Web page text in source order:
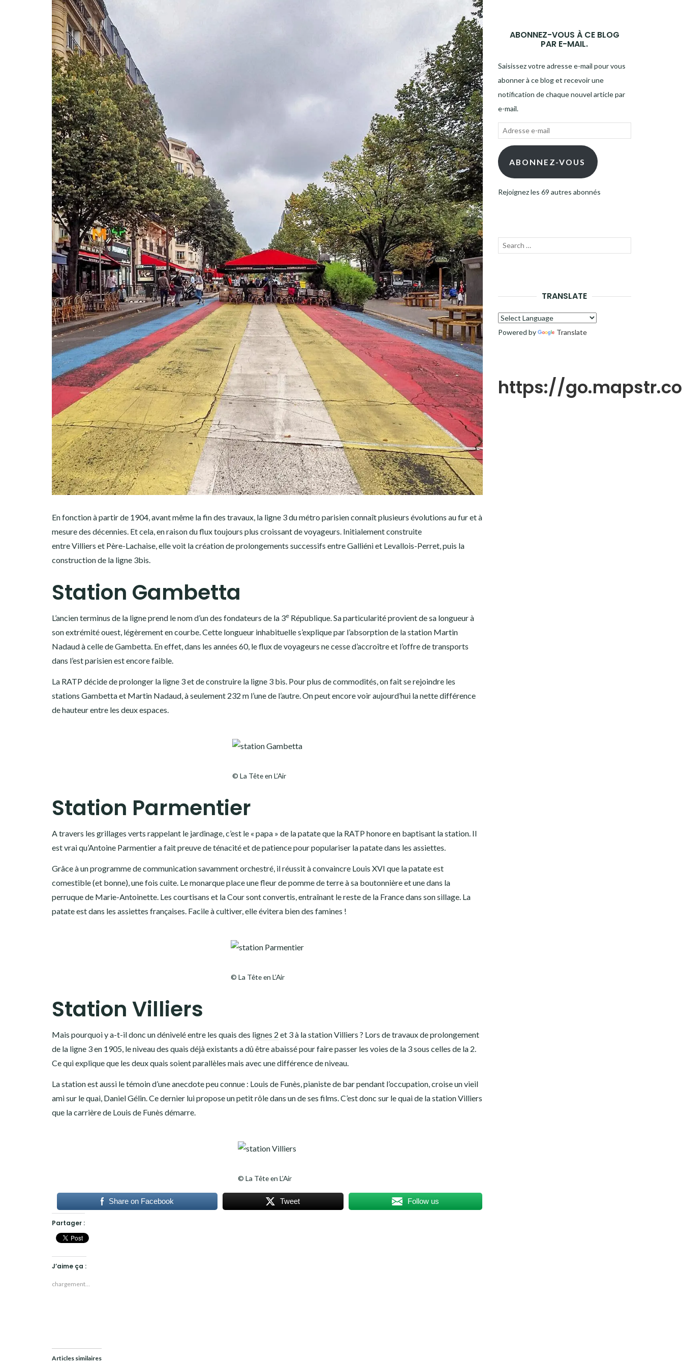
En fonction à partir de 1904, avant même la fin des travaux, la ligne 3 du métro parisien connaît plusieurs évolutions au fur et à
mesure des décennies. Et cela, en raison du flux toujours plus croissant de voyageurs. Initialement construite
entre Villiers et Père-Lachaise, elle voit la création de prolongements successifs entre Galliéni et Levallois-Perret, puis la
construction de la ligne 3bis.
Station Gambetta
L’ancien terminus de la ligne prend le nom d’un des fondateurs de la 3e République. Sa particularité provient de sa longueur à
son extrémité ouest, légèrement en courbe. Cette longueur inhabituelle s’explique par l’absorption de la station Martin
Nadaud à celle de Gambetta. En effet, dans les années 60, le flux de voyageurs ne cesse d’accroître et l’offre de transports
dans l’est parisien est encore faible.
La RATP décide de prolonger la ligne 3 et de construire la ligne 3 bis. Pour plus de commodités, on fait se rejoindre les
stations Gambetta et Martin Nadaud, à seulement 232 m l’une de l’autre. On peut encore voir aujourd’hui la nette différence
de hauteur entre les deux espaces.
© La Tête en L’Air
Station Parmentier
A travers les grillages verts rappelant le jardinage, c’est le « papa » de la patate que la RATP honore en baptisant la station. Il
est vrai qu’Antoine Parmentier a fait preuve de ténacité et de patience pour populariser la patate dans les assiettes.
Grâce à un programme de communication savamment orchestré, il réussit à convaincre Louis XVI que la patate est
comestible (et bonne), une fois cuite. Le monarque place une fleur de pomme de terre à sa boutonnière et une dans la
perruque de Marie-Antoinette. Les courtisans et la Cour sont convertis, entraînant le reste de la France dans son sillage. La
patate est dans les assiettes françaises. Facile à cultiver, elle évitera bien des famines !
© La Tête en L’Air
Station Villiers
Mais pourquoi y a-t-il donc un dénivelé entre les quais des lignes 2 et 3 à la station Villiers ? Lors de travaux de prolongement
de la ligne 3 en 1905, le niveau des quais déjà existants a dû être abaissé pour faire passer les voies de la 3 sous celles de la 2.
Ce qui explique que les deux quais soient parallèles mais avec une différence de niveau.
La station est aussi le témoin d’une anecdote peu connue : Louis de Funès, pianiste de bar pendant l’occupation, croise un vieil
ami sur le quai, Daniel Gélin. Ce dernier lui propose un petit rôle dans un de ses films. C’est donc sur le quai de la station Villiers
que la carrière de Louis de Funès démarre.
© La Tête en L’Air
Share on Facebook Tweet Follow us
Partager :
J’aime ça :
chargement…
Articles similaires
ABONNEZ-VOUS À CE BLOG
PAR E-MAIL.
Saisissez votre adresse e-mail pour vous
abonner à ce blog et recevoir une
notification de chaque nouvel article par
e-mail.
Adresse
mail ABONNEZ-VOUS
Rejoignez les 69 autres abonnés
Recherche
TRANSLATE
Powered by Translate
https://